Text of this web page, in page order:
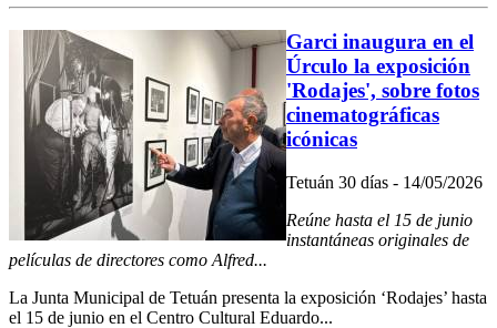
Garci inaugura en el
Úrculo la exposición
'Rodajes', sobre fotos
cinematográficas
icónicas
Tetuán 30 días - 14/05/2026
Reúne hasta el 15 de junio
instantáneas originales de
películas de directores como Alfred...
La Junta Municipal de Tetuán presenta la exposición ‘Rodajes’ hasta
el 15 de junio en el Centro Cultural Eduardo...